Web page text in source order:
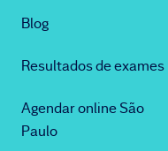
Blog
Resultados de exames
Agendar online São
Paulo